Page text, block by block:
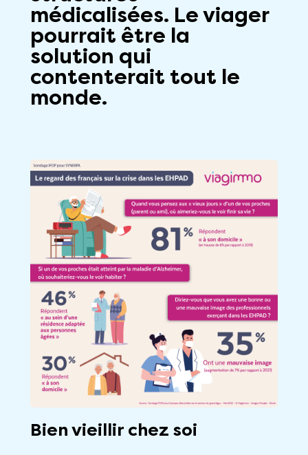
médicalisées. Le viager
pourrait être la
solution qui
contenterait tout le
monde.
Bien vieillir chez soi